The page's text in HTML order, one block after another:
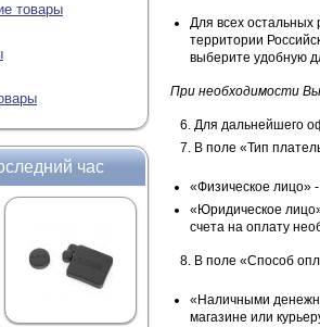
товары
час
Для всех остальных
территории
выберите удобную
При необходимости
Для дальнейшего
В поле «Тип
«Физическое лицо»
«Юридическое
счета на оплату
В поле «Способ
«Наличными
магазине или